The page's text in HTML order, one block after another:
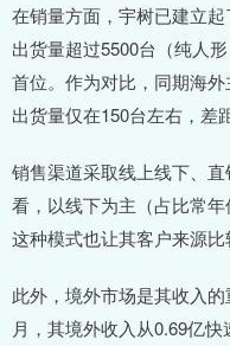
在销量方面，宇树已建立
出货量超过5500台（纯人
首位。作为对比，同期海
出货量仅在150台左右，差
销售渠道采取线上线下、
看，以线下为主（占比常
这种模式也让其客户来源比
此外，境外市场是其收入
月，其境外收入从0.69亿